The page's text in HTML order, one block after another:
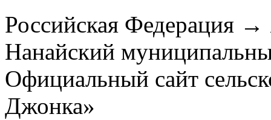
Российская Федерация
Нанайский
Официальный сайт
Джонка»